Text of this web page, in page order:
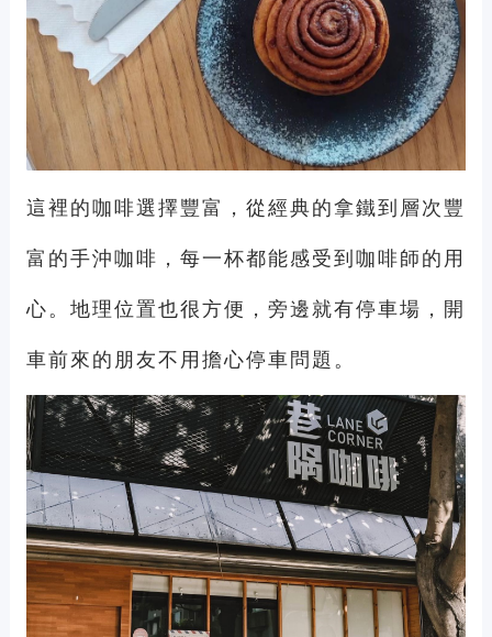
這裡的咖啡選擇豐富，從經典的拿鐵到層次豐
富的手沖咖啡，每一杯都能感受到咖啡師的用
心。地理位置也很方便，旁邊就有停車場，開
車前來的朋友不用擔心停車問題。